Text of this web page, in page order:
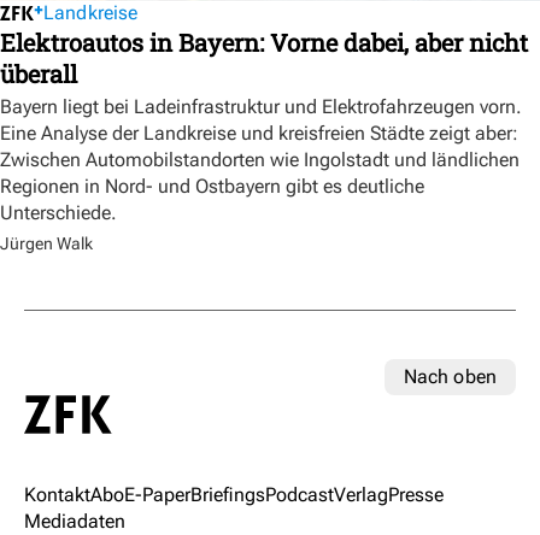
Landkreise
Elektroautos in Bayern: Vorne dabei, aber nicht
überall
Bayern liegt bei Ladeinfrastruktur und Elektrofahrzeugen vorn.
Eine Analyse der Landkreise und kreisfreien Städte zeigt aber:
Zwischen Automobilstandorten wie Ingolstadt und ländlichen
Regionen in Nord- und Ostbayern gibt es deutliche
Unterschiede.
Jürgen Walk
Nach oben
KontaktAboE-PaperBriefingsPodcastVerlagPresse
Mediadaten